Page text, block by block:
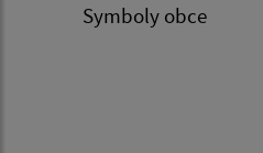
Symboly obce